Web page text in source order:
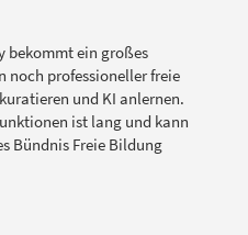
bekommt ein großes
noch professioneller freie
und KI anlernen.
ist lang und kann
Bündnis Freie Bildung